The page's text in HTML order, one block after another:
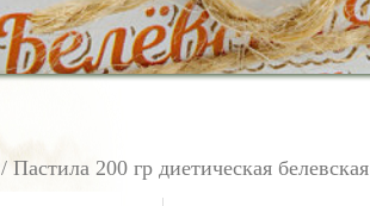
/ Пастила 200 гр диетическая белевская